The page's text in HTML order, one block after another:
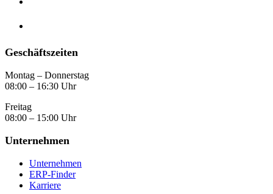
Geschäftszeiten
Montag – Donnerstag
08:00 – 16:30 Uhr
Freitag
08:00 – 15:00 Uhr
Unternehmen
Unternehmen
ERP-Finder
Karriere